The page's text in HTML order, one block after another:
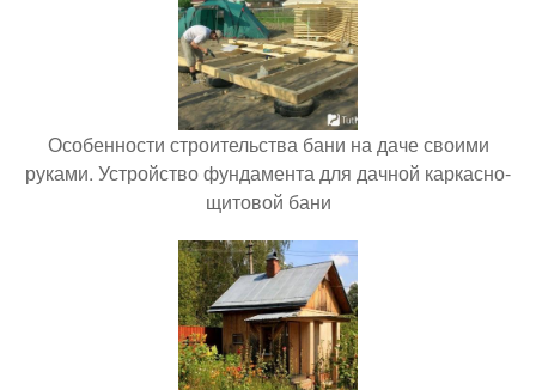
Особенности строительства бани на даче своими
руками. Устройство фундамента для дачной каркасно-
щитовой бани